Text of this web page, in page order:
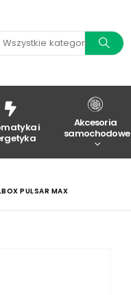
Wszystkie kategorie
i
Akcesoria
samochodowe
PULSAR MAX